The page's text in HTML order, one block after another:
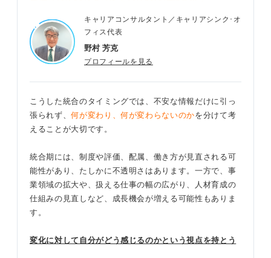
キャリアコンサルタント／キャリアシンク･オ
フィス代表
野村 芳克
プロフィールを見る
こうした統合のタイミングでは、不安な情報だけに引っ
張られず、何が変わり、何が変わらないのかを分けて考
えることが大切です。
統合期には、制度や評価、配属、働き方が見直される可
能性があり、たしかに不透明さはあります。一方で、事
業領域の拡大や、扱える仕事の幅の広がり、人材育成の
仕組みの見直しなど、成長機会が増える可能性もありま
す。
変化に対して自分がどう感じるのかという視点を持とう